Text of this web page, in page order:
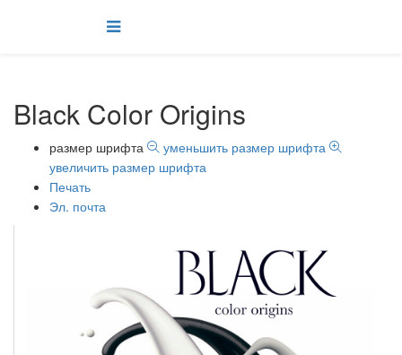
Black Color Origins
размер шрифта
уменьшить размер шрифта
увеличить размер шрифта
Печать
Эл. почта